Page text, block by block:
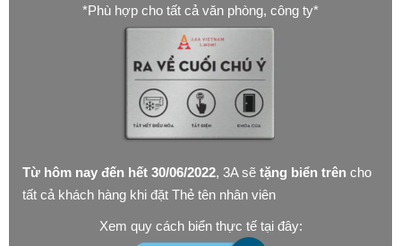
*Phù hợp cho tất cả văn phòng, công ty*
Từ hôm nay đến hết 30/06/2022, 3A sẽ tặng biển trên cho
tất cả khách hàng khi đặt Thẻ tên nhân viên
Xem quy cách biển thực tế tại đây: